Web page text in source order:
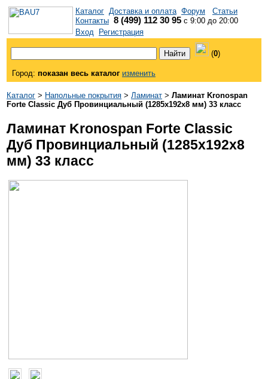
Каталог Доставка и оплата Форум
Статьи
Контакты 8 (499) 112 30 95 с 9:00 до 20:00
Вход
Регистрация
(0)
Город: показан весь каталог изменить
Каталог > Напольные покрытия > Ламинат > Ламинат Kronospan
Forte Classic Дуб Провинциальный (1285x192x8 мм) 33 класс
Ламинат Kronospan Forte Classic
Дуб Провинциальный (1285x192x8
мм) 33 класс